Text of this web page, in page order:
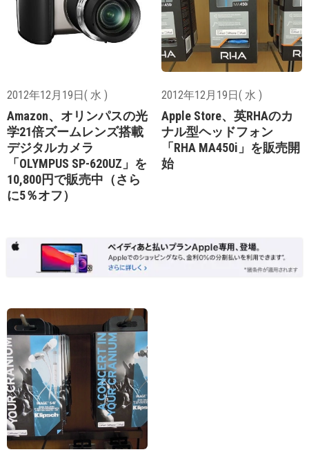
2012年12月19日( 水 )
Amazon、オリンパスの光
学21倍ズームレンズ搭載
デジタルカメラ
「OLYMPUS SP-620UZ」を
10,800円で販売中（さら
に5％オフ）
2012年12月19日( 水 )
Apple Store、英RHAのカ
ナル型ヘッドフォン
「RHA MA450i」を販売開
始